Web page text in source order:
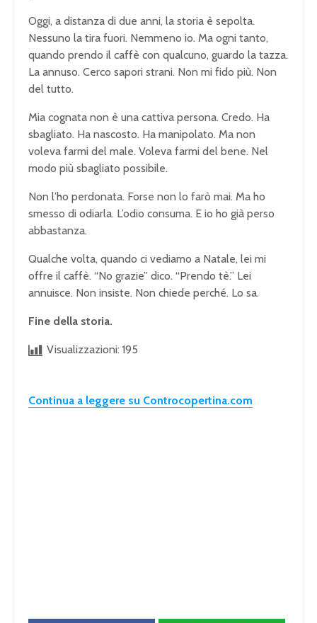
Oggi, a distanza di due anni, la storia è sepolta.
Nessuno la tira fuori. Nemmeno io. Ma ogni tanto,
quando prendo il caffè con qualcuno, guardo la tazza.
La annuso. Cerco sapori strani. Non mi fido più. Non
del tutto.
Mia cognata non è una cattiva persona. Credo. Ha
sbagliato. Ha nascosto. Ha manipolato. Ma non
voleva farmi del male. Voleva farmi del bene. Nel
modo più sbagliato possibile.
Non l’ho perdonata. Forse non lo farò mai. Ma ho
smesso di odiarla. L’odio consuma. E io ho già perso
abbastanza.
Qualche volta, quando ci vediamo a Natale, lei mi
offre il caffè. “No grazie” dico. “Prendo tè.” Lei
annuisce. Non insiste. Non chiede perché. Lo sa.
Fine della storia.
Visualizzazioni: 195
Continua a leggere su Controcopertina.com